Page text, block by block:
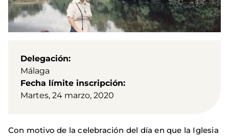
Delegación
Málaga
Fecha límite inscripción
Martes, 24 marzo, 2020
Con motivo de la celebración del día en que la Iglesia